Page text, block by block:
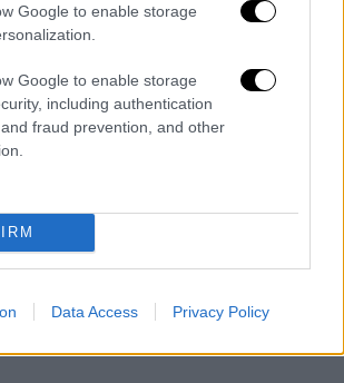
Google to enable storage
Google to enable storage
including authentication
fraud prevention, and other
Data Access Privacy Policy
φόρους».
ηλεκτροκίνηση
βρίσκει αντίθετους και τους
των Ε.Ι.Χ.με οδηγό, οι οποίοι
η
και τα λειτουργικά
μεταφορές μεγάλων
το μέτρο
και ουσιαστικά